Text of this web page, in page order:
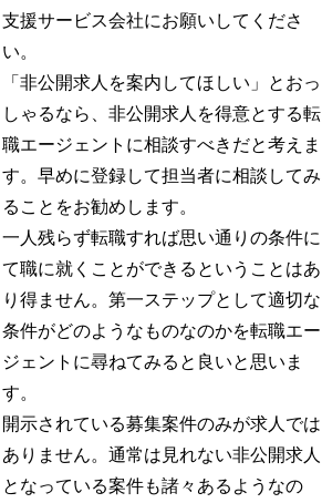
支援サービス会社にお願いしてくださ
い。
「非公開求人を案内してほしい」とおっ
しゃるなら、非公開求人を得意とする転
職エージェントに相談すべきだと考えま
す。早めに登録して担当者に相談してみ
ることをお勧めします。
一人残らず転職すれば思い通りの条件に
て職に就くことができるということはあ
り得ません。第一ステップとして適切な
条件がどのようなものなのかを転職エー
ジェントに尋ねてみると良いと思いま
す。
開示されている募集案件のみが求人では
ありません。通常は見れない非公開求人
となっている案件も諸々あるようなの